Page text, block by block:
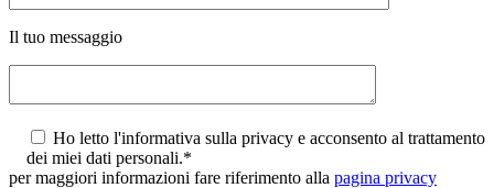
Il tuo messaggio
Ho letto l'informativa sulla privacy e acconsento al trattamento
dei miei dati personali.*
per maggiori informazioni fare riferimento alla pagina privacy